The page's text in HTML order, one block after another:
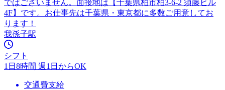
ではございません。面接地は【千葉県柏市柏3-6-2 須藤ビル
4F】です。お仕事先は千葉県・東京都に多数ご用意してお
ります！
我孫子駅
シフト
1日8時間 週1日からOK
交通費支給